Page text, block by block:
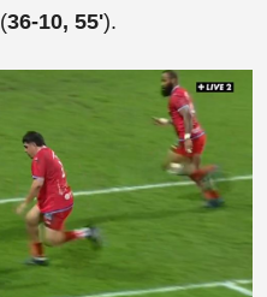
(36-10, 55').